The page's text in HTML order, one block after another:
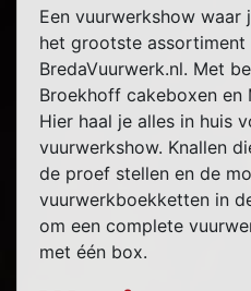
Een vuurwerkshow
het grootste assortiment
BredaVuurwerk.nl. Met
Broekhoff cakeboxen en
Hier haal je alles in huis
vuurwerkshow. Knallen
de proef stellen en de
vuurwerkboekketten in
om een complete
met één box.